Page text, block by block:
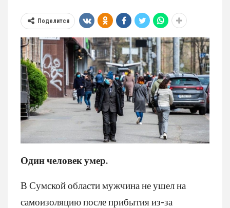
Поделится
Один человек умер.
В Сумской области мужчина не ушел на
самоизоляцию после прибытия из-за